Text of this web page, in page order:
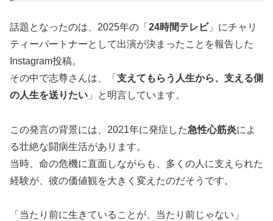
話題となったのは、2025年の「 24時間テレビ」にチャリ
ティーパートナーとして出演が決まったことを報告した
Instagram投稿。
その中で志尊さんは、「 支えてもらう人生から、支える側
の人生を送りたい 」と明言しています。
この発言の背景には、2021年に発症した急性心筋炎によ
る壮絶な闘病生活があります。
当時、命の危機に直面しながらも、多くの人に支えられた
経験が、彼の価値観を大きく変えたのだそうです。
「当たり前に生きていることが、当たり前じゃない」